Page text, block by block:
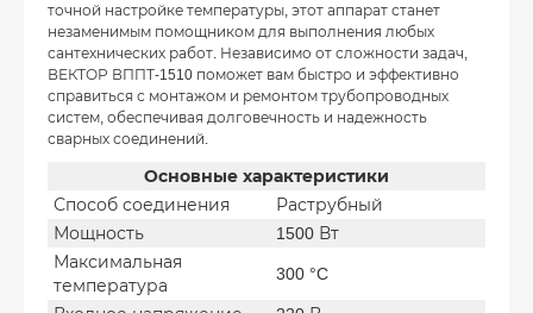
точной настройке температуры, этот аппарат станет
незаменимым помощником для выполнения любых
сантехнических работ. Независимо от сложности задач,
ВЕКТОР ВППТ-1510 поможет вам быстро и эффективно
справиться с монтажом и ремонтом трубопроводных
систем, обеспечивая долговечность и надежность
сварных соединений.
Основные характеристики
Способ соединения
Раструбный
Мощность
1500 Вт
Максимальная
температура
300 °C